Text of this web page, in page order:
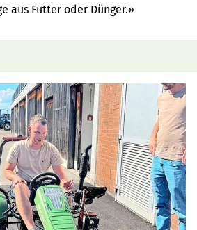
aus Futter oder Dünger.»